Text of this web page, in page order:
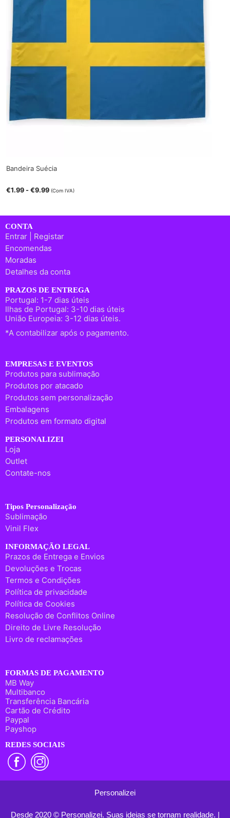
Bandeira Suécia
€1.99 -€9.99 (Com IVA)
CONTA
Entrar | Registar
Encomendas
Moradas
Detalhes da conta
PRAZOS DE ENTREGA
Portugal: 1-7 dias úteis
Ilhas de Portugal: 3-10 dias úteis
União Europeia: 3-12 dias úteis.
*A contabilizar após o pagamento.
EMPRESAS E EVENTOS
Produtos para sublimação
Produtos por atacado
Produtos sem personalização
Embalagens
Produtos em formato digital
PERSONALIZEI
Loja
Outlet
Contate-nos
Tipos Personalização
Sublimação
Vinil Flex
INFORMAÇÃO LEGAL
Prazos de Entrega e Envios
Devoluções e Trocas
Termos e Condições
Política de privacidade
Política de Cookies
Resolução de Conflitos Online
Direito de Livre Resolução
Livro de reclamações
FORMAS DE PAGAMENTO
MB Way
Multibanco
Transferência Bancária
Cartão de Crédito
Paypal
Payshop
REDES SOCIAIS
Personalizei
Desde 2020 © Personalizei. Suas ideias se tornam realidade. |